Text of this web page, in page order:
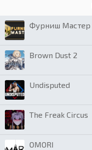
Фурниш Мастер
Brown Dust 2
Undisputed
The Freak Circus
OMORI